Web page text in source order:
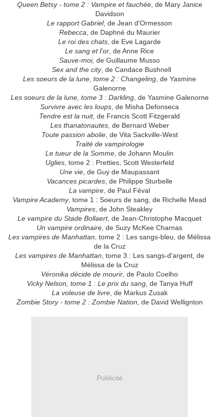
Queen Betsy - tome 2 : Vampire et fauchée, de Mary Janice
Davidson
Le rapport Gabriel, de Jean d'Ormesson
Rebecca , de Daphné du Maurier
Le roi des chats , de Eve Lagarde
Le sang et l'or , de Anne Rice
Sauve-moi, de Guillaume Musso
Sex and the city, de Candace Bushnell
Les soeurs de la lune, tome 2 : Changeling , de Yasmine
Galenorne
Les soeurs de la lune, tome 3 : Darkling, de Yasmine Galenorne
Survivre avec les loups , de Misha Defonseca
Tendre est la nuit, de Francis Scott Fitzgerald
Les thanatonautes, de Bernard Weber
Toute passion abolie, de Vita Sackville-West
Traité de vampirologie
Le tueur de la Somme , de Johann Moulin
Uglies, tome 2 : Pretties, Scott Westerfeld
Une vie , de Guy de Maupassant
Vacances picardes, de Philippe Sturbelle
La vampire , de Paul Féval
Vampire Academy, tome 1 : Soeurs de sang, de Richelle Mead
Vampires , de John Steakley
Le vampire du Stade Bollaert, de Jean-Christophe Macquet
Un vampire ordinaire , de Suzy McKee Charnas
Les vampires de Manhattan , tome 2 : Les sangs-bleu, de Mélissa
de la Cruz
Les vampires de Manhattan , tome 3 : Les sangs-d'argent, de
Mélissa de la Cruz
Véronika décide de mourir , de Paulo Coelho
Vicky Nelson, tome 1 : Le prix du sang, de Tanya Huff
La voleuse de livre, de Markus Zusak
Zombie Story - tome 2 : Zombie Nation , de David Wellignton
Publicité